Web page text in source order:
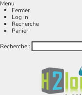
Menu
Fermer
Log in
Recherche
Panier
Recherche :